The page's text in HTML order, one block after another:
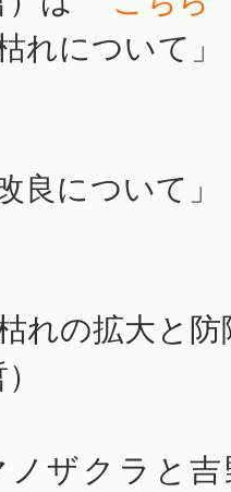
枯れについて
良について」
れの拡大と防
ノザクラと